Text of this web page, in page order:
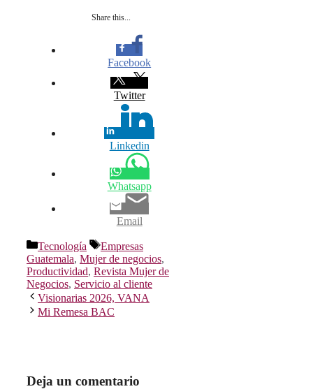
Share this...
Facebook
Twitter
Linkedin
Whatsapp
Email
Categorías
Tecnología Etiquetas
Empresas
Guatemala, Mujer de negocios,
Productividad, Revista Mujer de
Negocios, Servicio al cliente
Visionarias 2026, VANA
Mi Remesa BAC
Deja un comentario